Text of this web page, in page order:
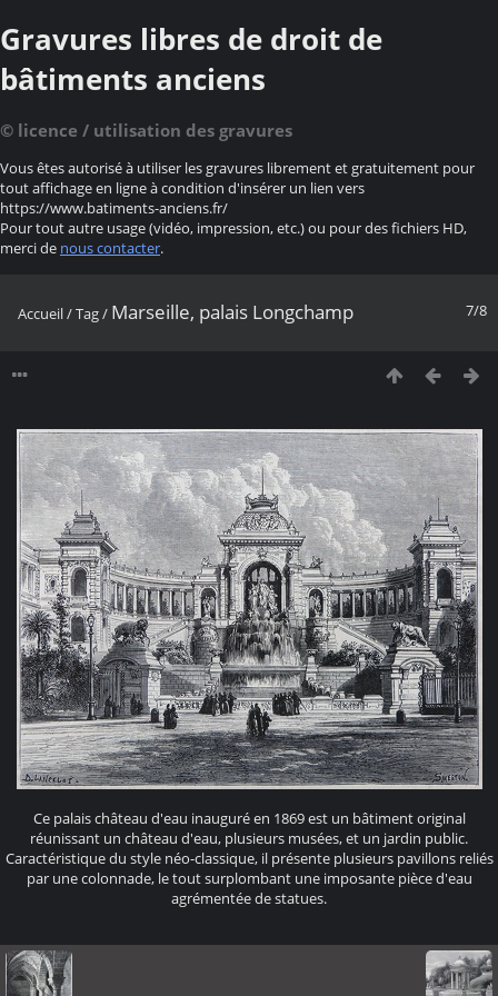
Gravures libres de droit de
bâtiments anciens
© licence / utilisation des gravures
Vous êtes autorisé à utiliser les gravures librement et gratuitement pour
tout affichage en ligne à condition d'insérer un lien vers
https://www.batiments-anciens.fr/
Pour tout autre usage (vidéo, impression, etc.) ou pour des fichiers HD,
merci de nous contacter.
7/8
Accueil/Tag/ Marseille, palais Longchamp
Ce palais château d'eau inauguré en 1869 est un bâtiment original
réunissant un château d'eau, plusieurs musées, et un jardin public.
Caractéristique du style néo-classique, il présente plusieurs pavillons reliés
par une colonnade, le tout surplombant une imposante pièce d'eau
agrémentée de statues.